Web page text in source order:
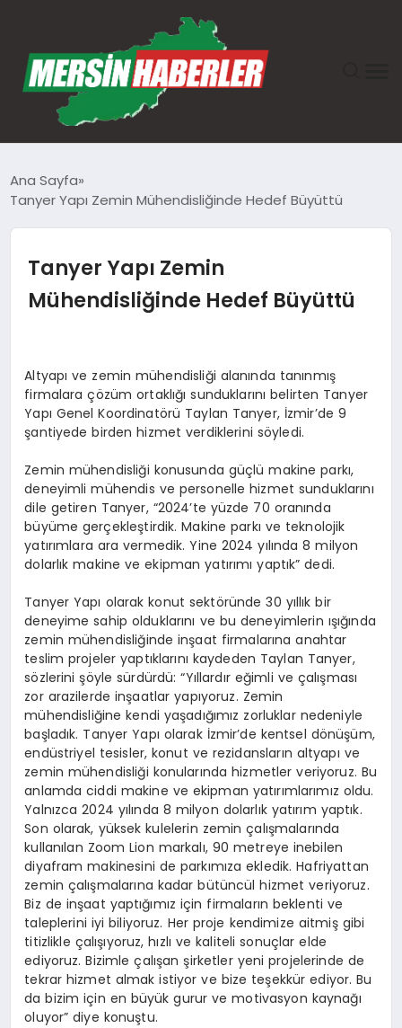
GÜNDEM
EKONOMI
SAĞLIK
SPOR
YAŞAM
EĞITIM
Ana Sayfa
Tanyer Yapı Zemin Mühendisliğinde Hedef Büyüttü
Tanyer Yapı Zemin
Mühendisliğinde Hedef Büyüttü
Altyapı ve zemin mühendisliği alanında tanınmış
firmalara çözüm ortaklığı sunduklarını belirten Tanyer
Yapı Genel Koordinatörü Taylan Tanyer, İzmir’de 9
şantiyede birden hizmet verdiklerini söyledi.
Zemin mühendisliği konusunda güçlü makine parkı,
deneyimli mühendis ve personelle hizmet sunduklarını
dile getiren Tanyer, “2024’te yüzde 70 oranında
büyüme gerçekleştirdik. Makine parkı ve teknolojik
yatırımlara ara vermedik. Yine 2024 yılında 8 milyon
dolarlık makine ve ekipman yatırımı yaptık” dedi.
Tanyer Yapı olarak konut sektöründe 30 yıllık bir
deneyime sahip olduklarını ve bu deneyimlerin ışığında
zemin mühendisliğinde inşaat firmalarına anahtar
teslim projeler yaptıklarını kaydeden Taylan Tanyer,
sözlerini şöyle sürdürdü: “Yıllardır eğimli ve çalışması
zor arazilerde inşaatlar yapıyoruz. Zemin
mühendisliğine kendi yaşadığımız zorluklar nedeniyle
başladık. Tanyer Yapı olarak İzmir’de kentsel dönüşüm,
endüstriyel tesisler, konut ve rezidansların altyapı ve
zemin mühendisliği konularında hizmetler veriyoruz. Bu
anlamda ciddi makine ve ekipman yatırımlarımız oldu.
Yalnızca 2024 yılında 8 milyon dolarlık yatırım yaptık.
Son olarak, yüksek kulelerin zemin çalışmalarında
kullanılan Zoom Lion markalı, 90 metreye inebilen
diyafram makinesini de parkımıza ekledik. Hafriyattan
zemin çalışmalarına kadar bütüncül hizmet veriyoruz.
Biz de inşaat yaptığımız için firmaların beklenti ve
taleplerini iyi biliyoruz. Her proje kendimize aitmiş gibi
titizlikle çalışıyoruz, hızlı ve kaliteli sonuçlar elde
ediyoruz. Bizimle çalışan şirketler yeni projelerinde de
tekrar hizmet almak istiyor ve bize teşekkür ediyor. Bu
da bizim için en büyük gurur ve motivasyon kaynağı
oluyor” diye konuştu.